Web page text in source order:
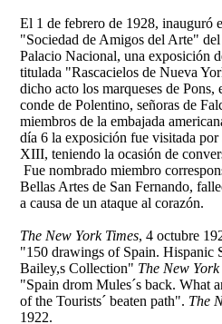
El 1 de febrero de 1928, inauguró
"Sociedad de Amigos del Arte" del
Palacio Nacional, una exposición
titulada "Rascacielos de Nueva
dicho acto los marqueses de
conde de Polentino, señoras de
miembros de la embajada
día 6 la exposición fue visitada
XIII, teniendo la ocasión de
Fue nombrado miembro
Bellas Artes de San Fernando,
a causa de un ataque al corazón.
The New York Times, 4 octubre
"150 drawings of Spain. Hispanic
Bailey,s Collection" The New York
"Spain drom Mules´s back. What
of the Tourists´ beaten path". The
1922.